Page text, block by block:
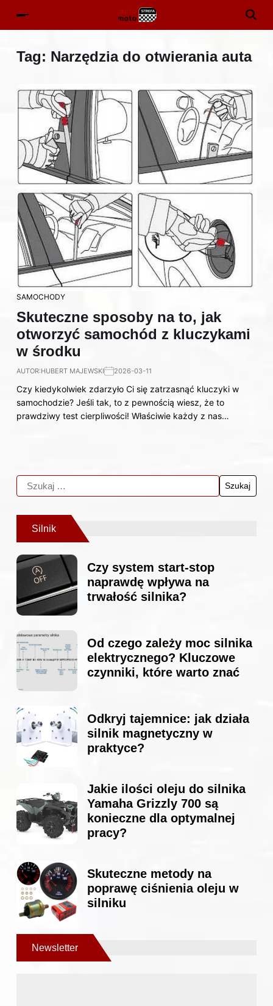
Tag: Narzędzia do otwierania auta
SAMOCHODY
Skuteczne sposoby na to, jak
otworzyć samochód z kluczykami
w środku
AUTOR:HUBERT MAJEWSKI 2026-03-11
Czy kiedykolwiek zdarzyło Ci się zatrzasnąć kluczyki w
samochodzie? Jeśli tak, to z pewnością wiesz, że to
prawdziwy test cierpliwości! Właściwie każdy z nas…
Silnik
Czy system start-stop
naprawdę wpływa na
trwałość silnika?
Od czego zależy moc silnika
elektrycznego? Kluczowe
czynniki, które warto znać
Odkryj tajemnice: jak działa
silnik magnetyczny w
praktyce?
Jakie ilości oleju do silnika
Yamaha Grizzly 700 są
konieczne dla optymalnej
pracy?
Skuteczne metody na
poprawę ciśnienia oleju w
silniku
Newsletter